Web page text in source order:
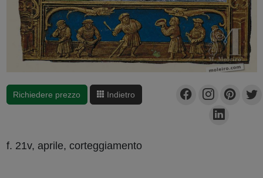
Richiedere prezzo Indietro
f. 21v, aprile, corteggiamento